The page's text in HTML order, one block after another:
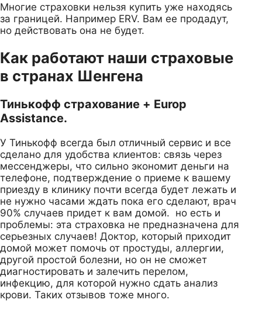
Многие страховки нельзя купить уже находясь
за границей. Например ERV. Вам ее продадут,
но действовать она не будет.
Как работают наши страховые
в странах Шенгена
Тинькофф страхование + Europ
Assistance.
У Тинькофф всегда был отличный сервис и все
сделано для удобства клиентов: связь через
мессенджеры, что сильно экономит деньги на
телефоне, подтверждение о приеме к вашему
приезду в клинику почти всегда будет лежать и
не нужно часами ждать пока его сделают, врач
90% случаев придет к вам домой. но есть и
проблемы: эта страховка не предназначена для
серьезных случаев! Доктор, который приходит
домой может помочь от простуды, аллергии,
другой простой болезни, но он не сможет
диагностировать и залечить перелом,
инфекцию, для которой нужно сдать анализ
крови. Таких отзывов тоже много.